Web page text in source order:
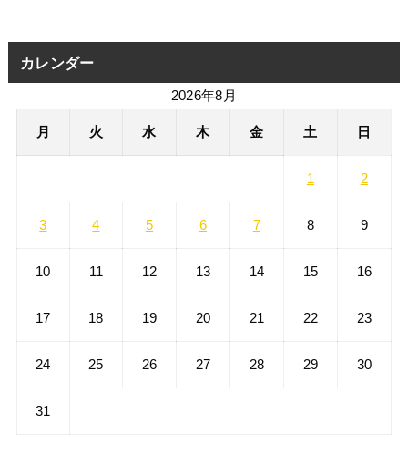
カレンダー
2026年8月
月 火 水 木 金 土 日
1 2
3 4 5 6 7 8 9
10 11 12 13 14 15 16
17 18 19 20 21 22 23
24 25 26 27 28 29 30
31